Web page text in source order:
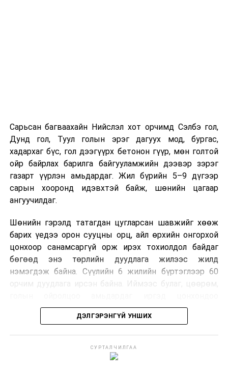
Сарьсан багваахайн Нийслэл хот орчимд Сэлбэ гол,
Дунд гол, Туул голын эрэг дагуух мод, бургас,
хадархаг бүс, гол дээгүүрх бетонон гүүр, мөн голтой
ойр байрлах барилга байгууламжийн дээвэр зэрэг
газарт үүрлэн амьдардаг. Жил бүрийн 5–9 дүгээр
сарын хооронд идэвхтэй байж, шөнийн цагаар
ангуучилдаг.
Шөнийн гэрэлд татагдан цугларсан шавжийг хөөж
барих үедээ орон сууцны орц, айл өрхийн онгорхой
цонхоор санамсаргүй орж ирэх тохиолдол байдаг
бөгөөд энэ төрлийн дуудлага жилээс жилд
нэмэгдэж байна. Сүүлийн 6 жилийн бүртэглээр 60
орчим дуудлага ирсэн байна. Иймээс булаг, цөөрөм,
хамгаалалтын тор суурилуулж, урьдчилан
сэргийлэхийг зөвлөж байна.
ажлын цагаар Нийслэлийн Байгаль орчны газрын
ДЭЛГЭРЭНГҮЙ УНШИХ
СУРТАЛЧИЛГАА